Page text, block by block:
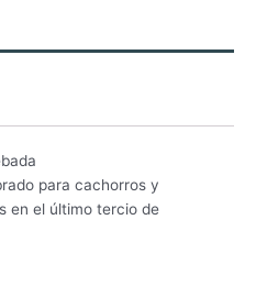
para cachorros y
en el último tercio de